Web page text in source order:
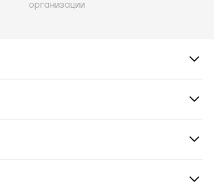
организации